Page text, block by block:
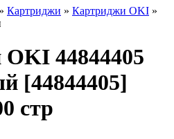
» Картриджи » Картриджи OKI »
44844405
[44844405]
стр